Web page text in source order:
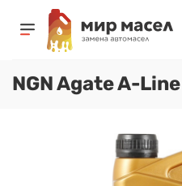
NGN Agate A-